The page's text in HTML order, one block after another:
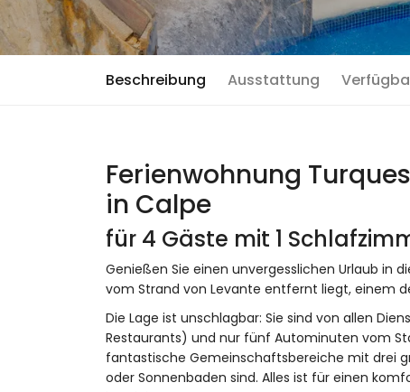
Beschreibung Ausstattung
Ferienwohnung
in Calpe
für 4 Gäste mit 1
Genießen Sie einen unvergesslichen Urlaub in
vom Strand von Levante entfernt liegt, einem
Die Lage ist unschlagbar: Sie sind von allen
Restaurants) und nur fünf Autominuten vom
fantastische Gemeinschaftsbereiche mit drei
oder Sonnenbaden sind. Alles ist für einen